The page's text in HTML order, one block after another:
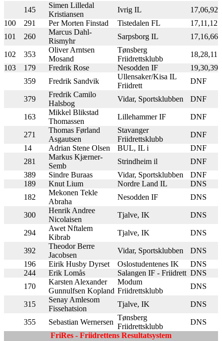
145
Simen Lilledal
Kristiansen
Ivrig IL
17,06,92
100
291 Per Morten Finstad Tistedalen FL
17,11,12
101
260
Marcus Dahl-
Rismyhr
Sarpsborg IL 17,16,66
102 353
Oliver Arntsen
Mosand
Tønsberg
Friidrettsklubb
18,28,11
103
179 Fredrik Rose Nesodden IF
19,30,39
359
Fredrik Sandvik
Ullensaker/Kisa IL
Friidrett
DNF
379
Fredrik Camilo
Halsbog
Vidar, Sportsklubben DNF
163
Mikkel Blikstad
Thomassen
Lillehammer IF DNF
271
Thomas Førland
Asgautsen
Stavanger
Friidrettsklubb
DNF
14
Adrian Stene Olsen BUL, IL i
DNF
281
Markus Kjærner-
Semb
Strindheim il
DNF
389
Sindre Buraas Vidar, Sportsklubben
DNF
189
Knut Lium Nordre Land IL
DNS
182
Mekonen Tekle
Abraha
Nesodden IF DNS
300
Henrik Andree
Nicolaisen
Tjalve, IK DNS
294
Awet Nftalem
Kibrab
Tjalve, IK DNS
392
Theodor Berre
Jacobsen
Vidar, Sportsklubben
DNS
196
Eirik Husby Dyrset Oslostudentenes IK
DNS
244
Erik Lomås Salangen IF - Friidrett DNS
170
Karsten Alexander
Gunnulfsen Kopland
Modum
Friidrettsklubb
DNS
315
Senay Amlesom
Fissehatsion
Tjalve, IK DNS
355 Sebastian Wernersen
Tønsberg
Friidrettsklubb
DNS
FriRes - Friidrettens Resultatsystem